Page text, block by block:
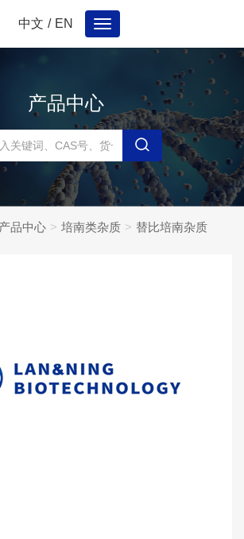
中文 / EN
Toggle
navigation
产品中心
产品中心 培南类杂质 替比培南杂质